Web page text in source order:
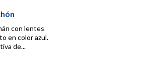
con lentes
en color azul.
de...